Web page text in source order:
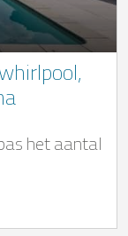
het aantal